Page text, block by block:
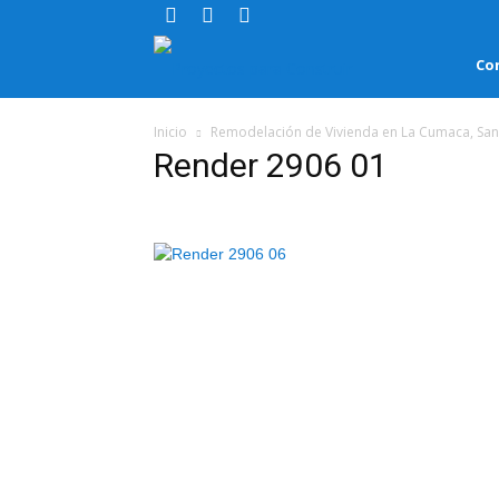
para
Inicio Remodelación de Vivienda en La Cumaca,
Render 2906 01